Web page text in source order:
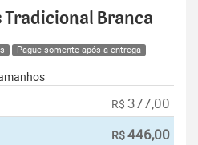
Tradicional Branca
Pague somente após a entrega
R$ 377,00
R$446,00